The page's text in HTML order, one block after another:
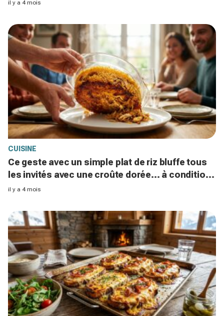
il y a 4 mois
CUISINE
Ce geste avec un simple plat de riz bluffe tous
les invités avec une croûte dorée... à condition
d’éviter cette erreur
il y a 4 mois